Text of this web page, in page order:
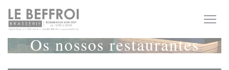
Painel de Gerenciamento de Cookies
Os nossos restaurantes